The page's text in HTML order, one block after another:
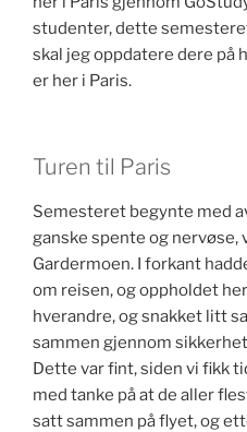
studenter, dette
skal jeg oppdatere dere på
er her i Paris.
Turen til Paris
Semesteret begynte med
ganske spente og nervøse,
Gardermoen. I forkant
om reisen, og oppholdet
hverandre, og snakket litt
sammen gjennom
Dette var fint, siden vi fikk
med tanke på at de aller
satt sammen på flyet, og